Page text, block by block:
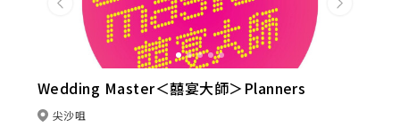
Previous Next
Wedding Master＜囍宴大師＞Planners
尖沙咀